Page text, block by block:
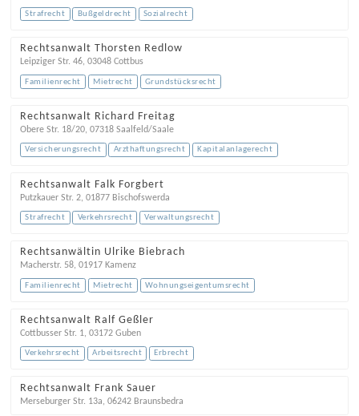
Strafrecht Bußgeldrecht Sozialrecht
Rechtsanwalt Thorsten Redlow
Leipziger Str. 46, 03048 Cottbus
Familienrecht Mietrecht Grundstücksrecht
Rechtsanwalt Richard Freitag
Obere Str. 18/20, 07318 Saalfeld/Saale
Versicherungsrecht Arzthaftungsrecht Kapitalanlagerecht
Rechtsanwalt Falk Forgbert
Putzkauer Str. 2, 01877 Bischofswerda
Strafrecht Verkehrsrecht Verwaltungsrecht
Rechtsanwältin Ulrike Biebrach
Macherstr. 58, 01917 Kamenz
Familienrecht Mietrecht Wohnungseigentumsrecht
Rechtsanwalt Ralf Geßler
Cottbusser Str. 1, 03172 Guben
Verkehrsrecht Arbeitsrecht Erbrecht
Rechtsanwalt Frank Sauer
Merseburger Str. 13a, 06242 Braunsbedra